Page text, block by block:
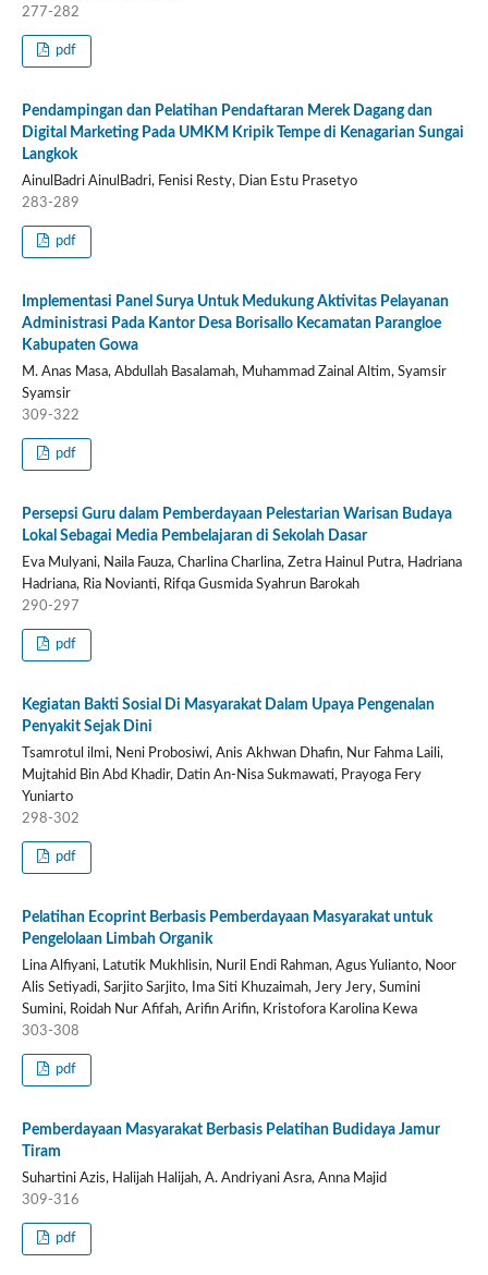
277-282
pdf
Pendampingan dan Pelatihan Pendaftaran Merek Dagang dan
Digital Marketing Pada UMKM Kripik Tempe di Kenagarian Sungai
Langkok
AinulBadri AinulBadri, Fenisi Resty, Dian Estu Prasetyo
283-289
pdf
Implementasi Panel Surya Untuk Medukung Aktivitas Pelayanan
Administrasi Pada Kantor Desa Borisallo Kecamatan Parangloe
Kabupaten Gowa
M. Anas Masa, Abdullah Basalamah, Muhammad Zainal Altim, Syamsir
Syamsir
309-322
pdf
Persepsi Guru dalam Pemberdayaan Pelestarian Warisan Budaya
Lokal Sebagai Media Pembelajaran di Sekolah Dasar
Eva Mulyani, Naila Fauza, Charlina Charlina, Zetra Hainul Putra, Hadriana
Hadriana, Ria Novianti, Rifqa Gusmida Syahrun Barokah
290-297
pdf
Kegiatan Bakti Sosial Di Masyarakat Dalam Upaya Pengenalan
Penyakit Sejak Dini
Tsamrotul ilmi, Neni Probosiwi, Anis Akhwan Dhafin, Nur Fahma Laili,
Mujtahid Bin Abd Khadir, Datin An-Nisa Sukmawati, Prayoga Fery
Yuniarto
298-302
pdf
Pelatihan Ecoprint Berbasis Pemberdayaan Masyarakat untuk
Pengelolaan Limbah Organik
Lina Alfiyani, Latutik Mukhlisin, Nuril Endi Rahman, Agus Yulianto, Noor
Alis Setiyadi, Sarjito Sarjito, Ima Siti Khuzaimah, Jery Jery, Sumini
Sumini, Roidah Nur Afifah, Arifin Arifin, Kristofora Karolina Kewa
303-308
pdf
Pemberdayaan Masyarakat Berbasis Pelatihan Budidaya Jamur
Tiram
Suhartini Azis, Halijah Halijah, A. Andriyani Asra, Anna Majid
309-316
pdf